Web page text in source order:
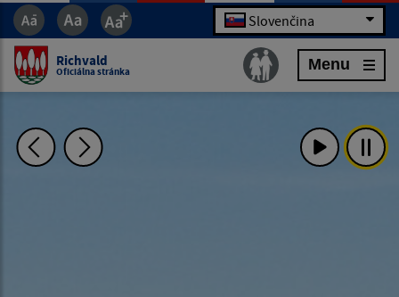
Slovenčina
Richvald
Oficiálna stránka Menu